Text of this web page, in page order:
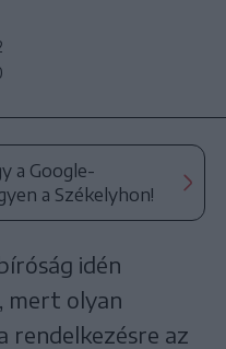
a Google-
a Székelyhon!
idén
mert olyan
rendelkezésre az